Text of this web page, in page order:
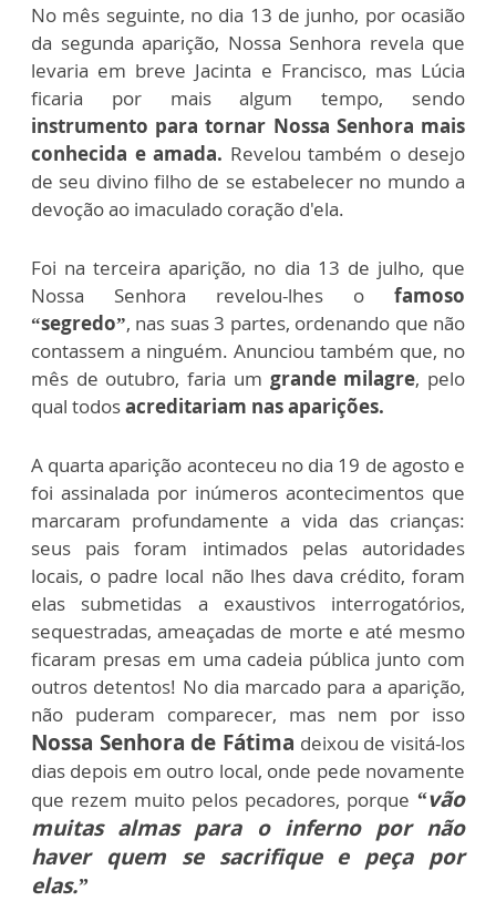
No mês seguinte, no dia 13 de junho, por ocasião
da segunda aparição, Nossa Senhora revela que
levaria em breve Jacinta e Francisco, mas Lúcia
ficaria por mais algum tempo, sendo
instrumento para tornar Nossa Senhora mais
conhecida e amada. Revelou também o desejo
de seu divino filho de se estabelecer no mundo a
devoção ao imaculado coração d'ela.
Foi na terceira aparição, no dia 13 de julho, que
Nossa Senhora revelou-lhes o famoso
“segredo”, nas suas 3 partes, ordenando que não
contassem a ninguém. Anunciou também que, no
mês de outubro, faria um grande milagre, pelo
qual todosacreditariam nas aparições.
A quarta aparição aconteceu no dia 19 de agosto e
foi assinalada por inúmeros acontecimentos que
marcaram profundamente a vida das crianças:
seus pais foram intimados pelas autoridades
locais, o padre local não lhes dava crédito, foram
elas submetidas a exaustivos interrogatórios,
sequestradas, ameaçadas de morte e até mesmo
ficaram presas em uma cadeia pública junto com
outros detentos! No dia marcado para a aparição,
não puderam comparecer, mas nem por isso
Nossa Senhora de Fátima deixou de visitá-los
dias depois em outro local, onde pede novamente
que rezem muito pelos pecadores, porque “vão
muitas almas para o inferno por não
haver quem se sacrifique e peça por
elas.”